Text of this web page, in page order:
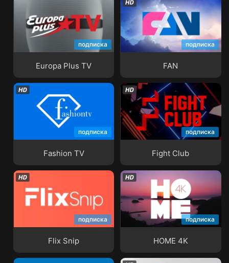
подписка
Europa Plus TV
Europa Plus TV
подписка
FAN
FAN
подписка
Fashion TV
подписка
Fight Club
Fight Club
подписка
Flix Snip
подписка
HOME 4K
HOME 4K